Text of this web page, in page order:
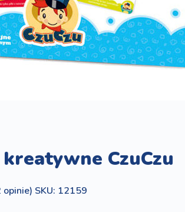
CzuCzu
opinie) SKU: 12159